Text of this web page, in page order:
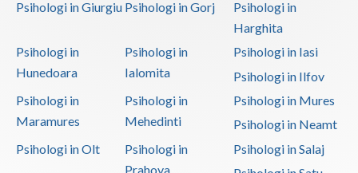
Psihologi in Giurgiu Psihologi in Gorj
Psihologi in
Harghita
Psihologi in
Hunedoara
Psihologi in
Ialomita
Psihologi in Iasi
Psihologi in Ilfov
Psihologi in
Maramures
Psihologi in
Mehedinti
Psihologi in Mures
Psihologi in Neamt
Psihologi in Olt
Psihologi in
Prahova
Psihologi in Salaj